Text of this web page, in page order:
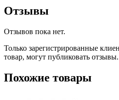
Отзывы
Отзывов пока нет.
Только зарегистрированные
товар, могут публиковать отзывы.
Похожие товары